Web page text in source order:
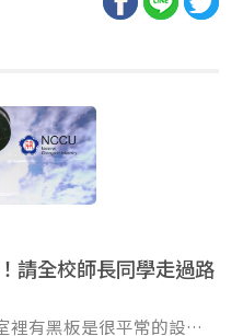
請全校師長同學走過路